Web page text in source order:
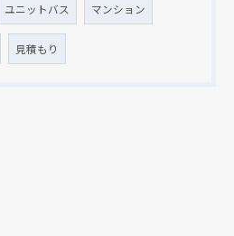
ユニットバス マンション
見積もり